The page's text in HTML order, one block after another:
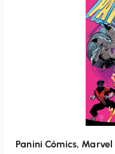
Panini Cómics,